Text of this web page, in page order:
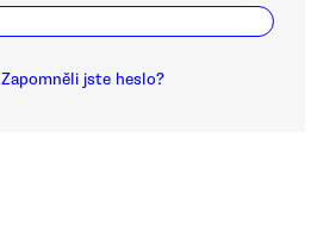
Zapomněli jste heslo?